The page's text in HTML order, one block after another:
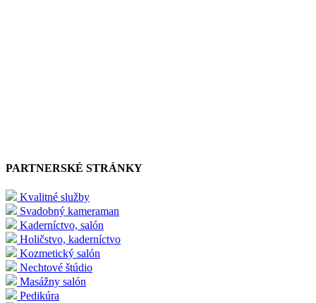
PARTNERSKÉ STRÁNKY
Kvalitné služby
Svadobný kameraman
Kaderníctvo, salón
Holičstvo, kaderníctvo
Kozmetický salón
Nechtové štúdio
Masážny salón
Pedikúra